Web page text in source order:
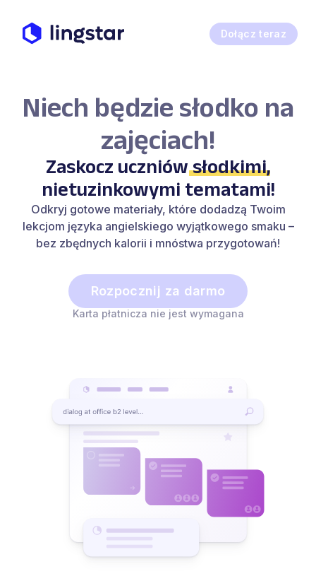
Dołącz teraz
Niech będzie słodko na
zajęciach!
Zaskocz uczniówsłodkimi,
nietuzinkowymi tematami!
Odkryj gotowe materiały, które dodadzą Twoim
lekcjom języka angielskiego wyjątkowego smaku –
bez zbędnych kalorii i mnóstwa przygotowań!
Rozpocznij za darmo
Karta płatnicza nie jest wymagana